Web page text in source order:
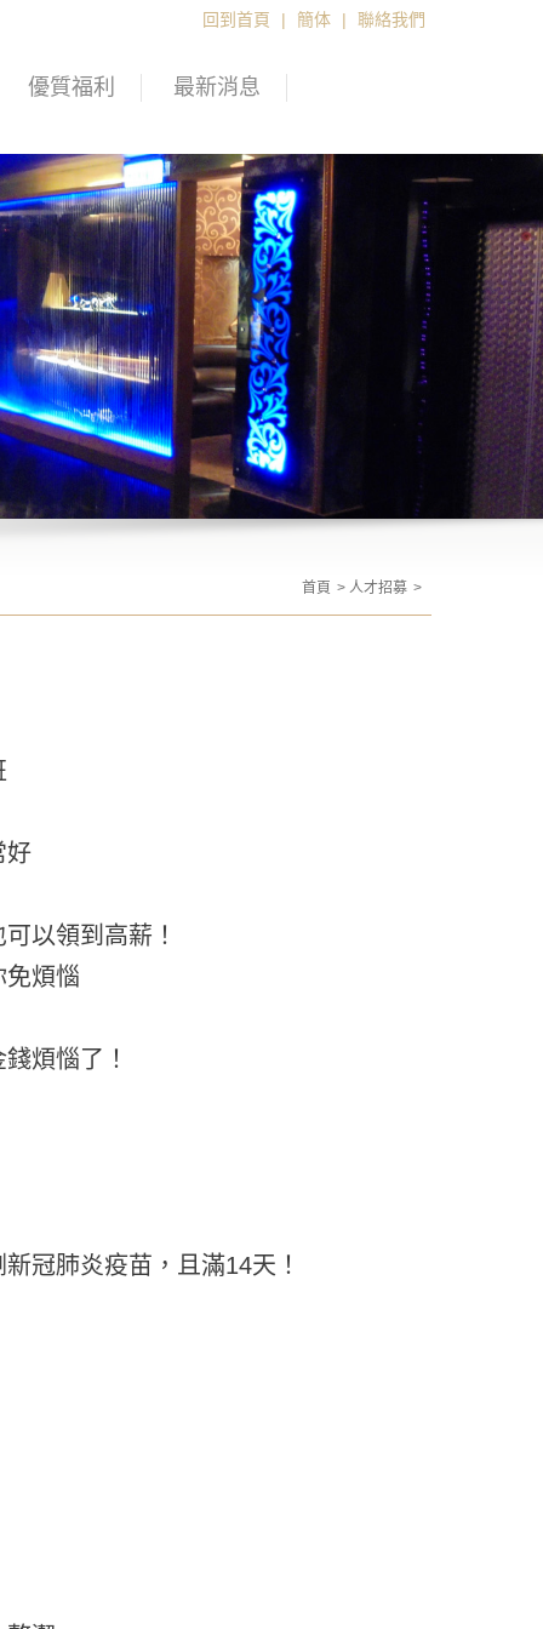
回到首頁 | 簡体 | 聯絡我們
優質福利 最新消息
首頁 人才招募
好
以領到高薪！
免煩惱
煩惱了！
冠肺炎疫苗，且滿14天！